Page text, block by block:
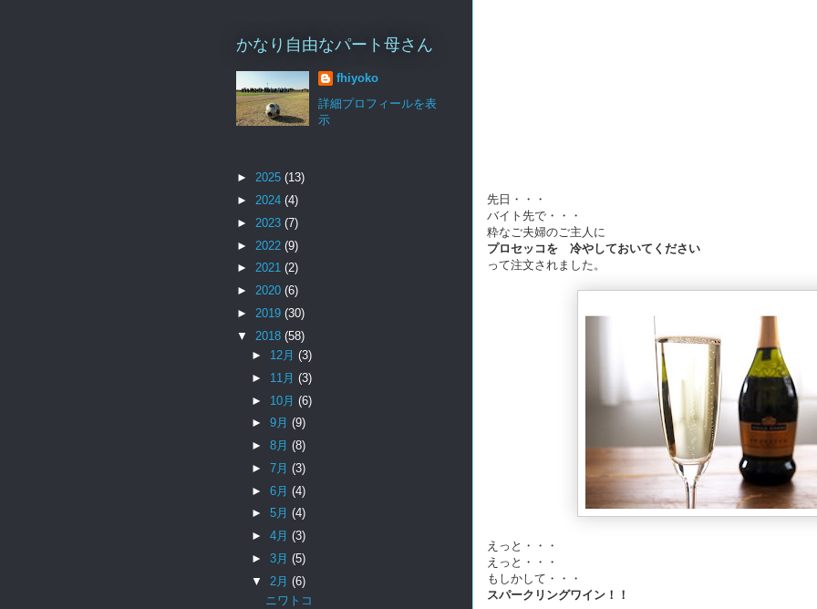
先日・・・
バイト先で・・・
粋なご夫婦のご主人に
プロセッコを 冷やしておいてください
って注文されました。
えっと・・・
えっと・・・
もしかして・・・
スパークリングワイン！！
かなり自由なパート母さん
fhiyoko
詳細プロフィールを表
示
► 2025 (13)
► 2024 (4)
► 2023 (7)
► 2022 (9)
► 2021 (2)
► 2020 (6)
► 2019 (30)
▼ 2018 (58)
► 12月 (3)
► 11月 (3)
► 10月 (6)
► 9月 (9)
► 8月 (8)
► 7月 (3)
► 6月 (4)
► 5月 (4)
► 4月 (3)
► 3月 (5)
▼ 2月 (6)
ニワトコ